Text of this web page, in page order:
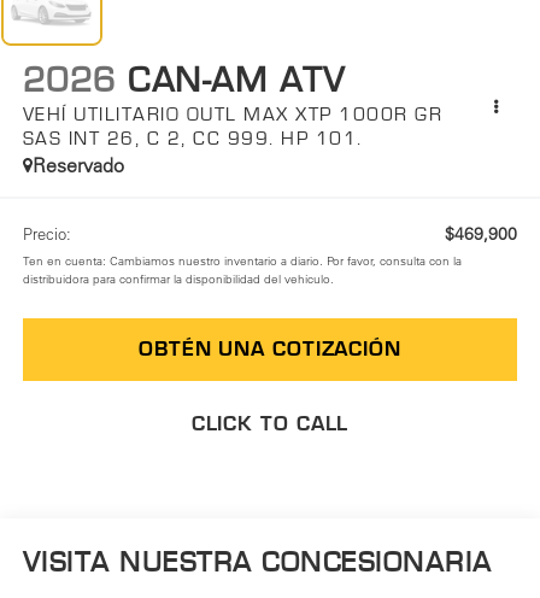
2026 CAN-AM ATV
VEHÍ UTILITARIO OUTL MAX XTP 1000R GR
SAS INT 26, C 2, CC 999. HP 101.
Reservado
Precio: $469,900
Ten en cuenta: Cambiamos nuestro inventario a diario. Por favor, consulta con la
distribuidora para confirmar la disponibilidad del vehículo.
OBTÉN UNA COTIZACIÓN
CLICK TO CALL
VISITA NUESTRA CONCESIONARIA